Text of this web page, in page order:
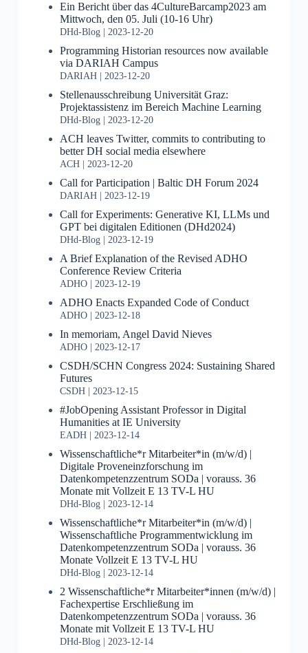
Ein Bericht über das 4CultureBarcamp2023 am
Mittwoch, den 05. Juli (10-16 Uhr)
DHd-Blog 2023-12-20
Programming Historian resources now available
via DARIAH Campus
DARIAH 2023-12-20
Stellenausschreibung Universität Graz:
Projektassistenz im Bereich Machine Learning
DHd-Blog 2023-12-20
ACH leaves Twitter, commits to contributing to
better DH social media elsewhere
ACH 2023-12-20
Call for Participation | Baltic DH Forum 2024
DARIAH 2023-12-19
Call for Experiments: Generative KI, LLMs und
GPT bei digitalen Editionen (DHd2024)
DHd-Blog 2023-12-19
A Brief Explanation of the Revised ADHO
Conference Review Criteria
ADHO 2023-12-19
ADHO Enacts Expanded Code of Conduct
ADHO 2023-12-18
In memoriam, Angel David Nieves
ADHO 2023-12-17
CSDH/SCHN Congress 2024: Sustaining Shared
Futures
CSDH 2023-12-15
#JobOpening Assistant Professor in Digital
Humanities at IE University
EADH 2023-12-14
Wissenschaftliche*r Mitarbeiter*in (m/w/d) |
Digitale Proveneinzforschung im
Datenkompetenzzentrum SODa | vorauss. 36
Monate mit Vollzeit E 13 TV-L HU
DHd-Blog 2023-12-14
Wissenschaftliche*r Mitarbeiter*in (m/w/d) |
Wissenschaftliche Programmentwicklung im
Datenkompetenzzentrum SODa | vorauss. 36
Monate Vollzeit E 13 TV-L HU
DHd-Blog 2023-12-14
2 Wissenschaftliche*r Mitarbeiter*innen (m/w/d) |
Fachexpertise Erschließung im
Datenkompetenzzentrum SODa | vorauss. 36
Monate mit Vollzeit E 13 TV-L HU
DHd-Blog 2023-12-14